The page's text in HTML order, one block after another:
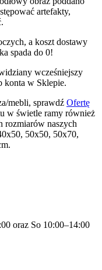
artefakty,
a koszt dostawy
spada do 0!
wcześniejszy
konta w Sklepie.
mebli, sprawdź Ofertę
w świetle ramy również
rozmiarów naszych
50x50, 50x70,
oraz So 10:00–14:00